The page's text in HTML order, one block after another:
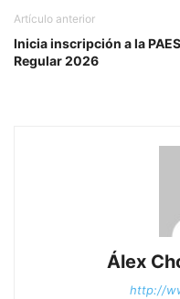
Artículo anterior
Inicia inscripción a la PAES
Regular 2026
Álex
http://